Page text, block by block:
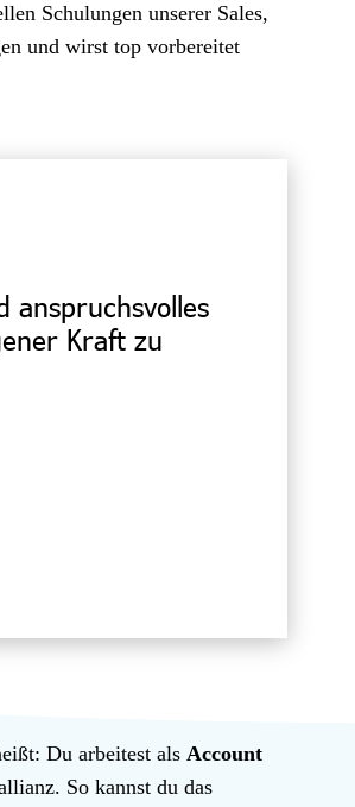
Schulungen unserer Sales,
und wirst top vorbereitet
Kraft zu
Du arbeitest als Account
So kannst du das